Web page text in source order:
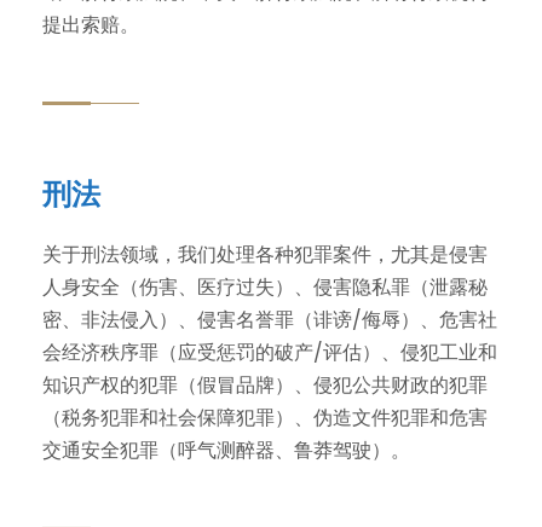
提出索赔。
刑法
关于刑法领域，我们处理各种犯罪案件，尤其是侵害
人身​​安全（伤害、医疗过失）、侵害隐私罪（泄露秘
密、非法侵入）、侵害名誉罪（诽谤/侮辱）、危害社
会经济秩序罪（应受惩罚的破产/评估）、侵犯工业和
知识产权的犯罪（假冒品牌）、侵犯公共财政的犯罪
（税务犯罪和社会保障犯罪）、伪造文件犯罪和危害
交通安全犯罪（呼气测醉器、鲁莽驾驶）。